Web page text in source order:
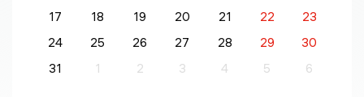
17
18 19 20 21 22
23
24
25 26 27 28 29
30
31
1 2 3 4 5 6